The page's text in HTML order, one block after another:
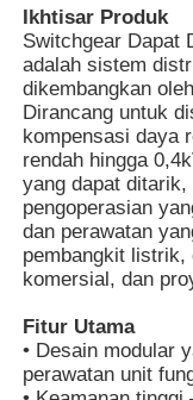
Ikhtisar Produk
Switchgear Dapat
adalah sistem
dikembangkan
Dirancang untuk
kompensasi daya
rendah hingga
yang dapat
pengoperasian
dan perawatan
pembangkit
komersial, dan
Fitur Utama
• Desain modular
perawatan unit